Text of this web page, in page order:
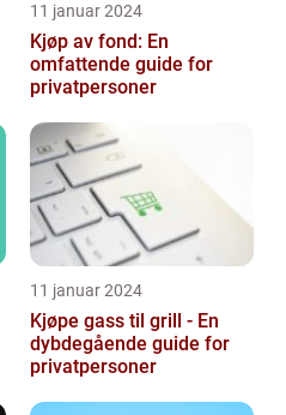
11 januar 2024
Kjøp av fond: En
omfattende guide for
privatpersoner
11 januar 2024
Kjøpe gass til grill - En
dybdegående guide for
privatpersoner